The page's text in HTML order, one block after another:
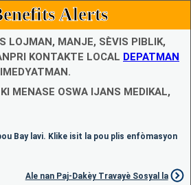
Alerts
LOJMAN, MANJE, SÈVIS PIBLIK,
KONTAKTE LOCAL DEPATMAN
IMEDYATMAN.
MENASE OSWA IJANS MEDIKAL,
Bay lavi. Klike isit la pou plis enfòmasyon
Ale nan Paj-Dakèy Travayè Sosyal la